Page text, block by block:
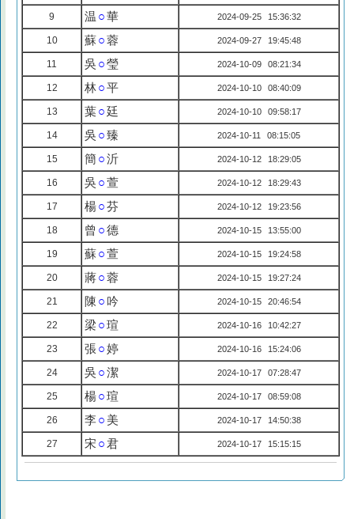
9 温 ○華 2024-09-25 15:36:32
10 蘇○蓉 2024-09-27 19:45:48
11 吳 ○瑩 2024-10-09 08:21:34
12 林○平 2024-10-10 08:40:09
13 葉○廷 2024-10-10 09:58:17
14 吳 ○臻 2024-10-11 08:15:05
15 簡 ○沂 2024-10-12 18:29:05
16 吳 ○萱 2024-10-12 18:29:43
17 楊○芬 2024-10-12 19:23:56
18 曾 ○德 2024-10-15 13:55:00
19 蘇○萱 2024-10-15 19:24:58
20 蔣○蓉 2024-10-15 19:27:24
21 陳 ○ 吟 2024-10-15 20:46:54
22 梁 ○瑄 2024-10-16 10:42:27
23 張○婷 2024-10-16 15:24:06
24 吳 ○潔 2024-10-17 07:28:47
25 楊○瑄 2024-10-17 08:59:08
26 李○ 美 2024-10-17 14:50:38
27 宋 ○君 2024-10-17 15:15:15